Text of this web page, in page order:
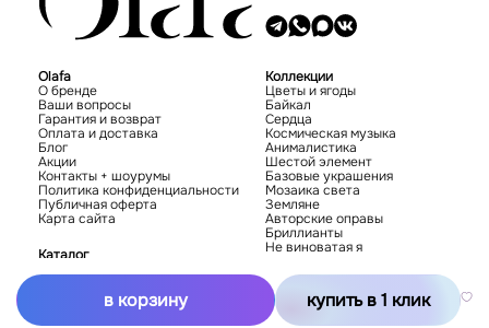
в корзину купить в 1 клик
Olafa
О бренде
Ваши вопросы
Гарантия и возврат
Оплата и доставка
Блог
Акции
Контакты + шоурумы
Политика конфиденциальности
Публичная оферта
Карта сайта
Каталог
Коллекции
Цветы и ягоды
Байкал
Сердца
Космическая музыка
Анималистика
Шестой элемент
Базовые украшения
Мозаика света
Земляне
Авторские оправы
Бриллианты
Не виноватая я